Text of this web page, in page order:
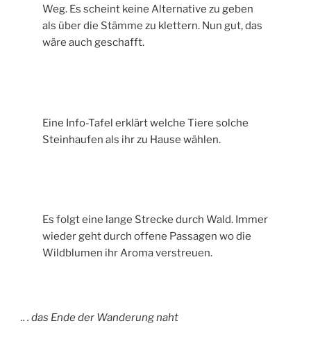
Weg. Es scheint keine Alternative zu geben
als über die Stämme zu klettern. Nun gut, das
wäre auch geschafft.
Eine Info-Tafel erklärt welche Tiere solche
Steinhaufen als ihr zu Hause wählen.
Es folgt eine lange Strecke durch Wald. Immer
wieder geht durch offene Passagen wo die
Wildblumen ihr Aroma verstreuen.
.. . das Ende der Wanderung naht